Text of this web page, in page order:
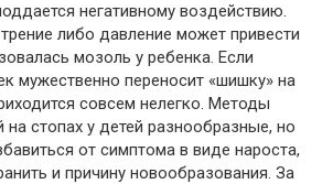
негативному воздействию.
либо давление может привести
мозоль у ребенка. Если
мужественно переносит «шишку» на
совсем нелегко. Методы
на стопах у детей разнообразные, но
от симптома в виде нароста,
и причину новообразования. За